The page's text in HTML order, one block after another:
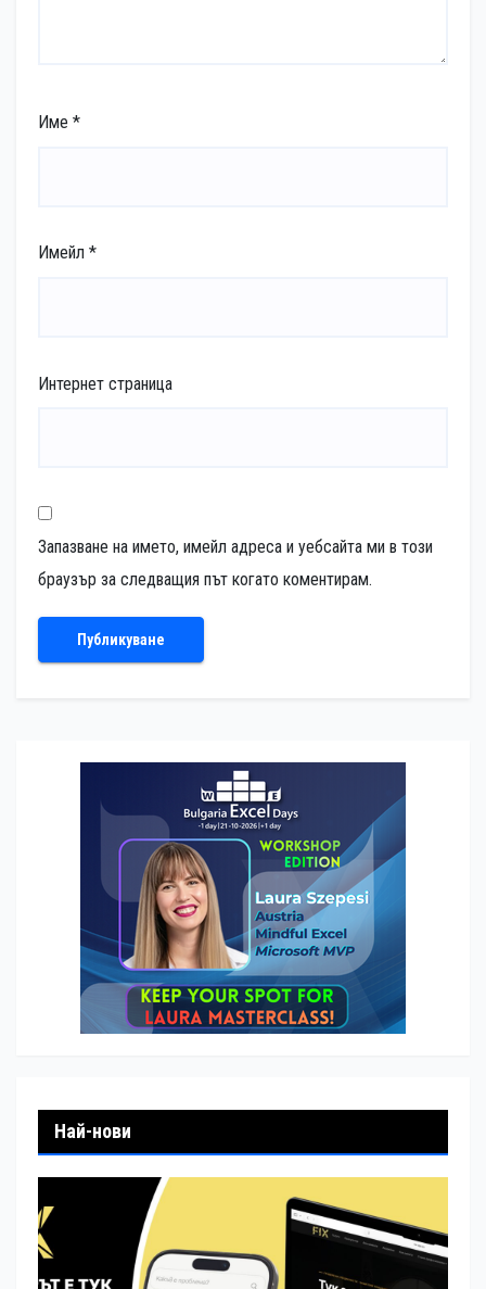
Име *
Имейл *
Интернет страница
Запазване на името, имейл адреса и уебсайта ми в този
браузър за следващия път когато коментирам.
Най-нови